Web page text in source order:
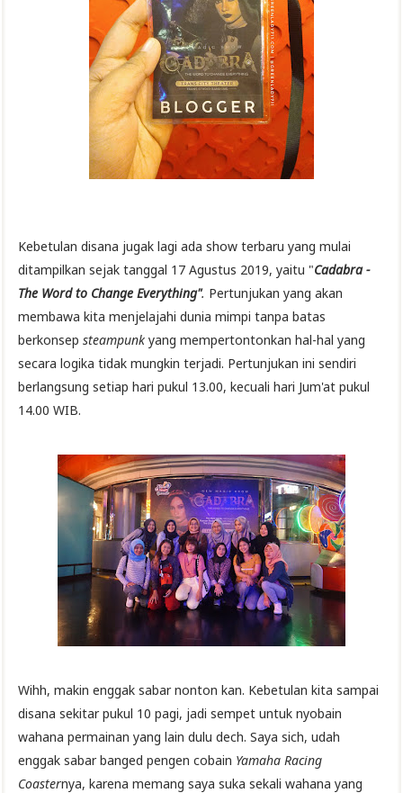
Kebetulan disana jugak lagi ada show terbaru yang mulai
ditampilkan sejak tanggal 17 Agustus 2019, yaitu "Cadabra -
The Word to Change Everything". Pertunjukan yang akan
membawa kita menjelajahi dunia mimpi tanpa batas
berkonsep steampunk yang mempertontonkan hal-hal yang
secara logika tidak mungkin terjadi. Pertunjukan ini sendiri
berlangsung setiap hari pukul 13.00, kecuali hari Jum'at pukul
14.00 WIB.
Wihh, makin enggak sabar nonton kan. Kebetulan kita sampai
disana sekitar pukul 10 pagi, jadi sempet untuk nyobain
wahana permainan yang lain dulu dech. Saya sich, udah
enggak sabar banged pengen cobain Yamaha Racing
Coasternya, karena memang saya suka sekali wahana yang